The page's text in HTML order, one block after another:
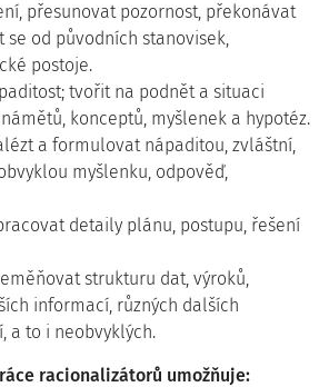
přesunovat pozornost, překonávat
se od původních stanovisek,
postoje.
tvořit na podnět a situaci
konceptů, myšlenek a hypotéz.
a formulovat nápaditou, zvláštní,
myšlenku, odpověď,
detaily plánu, postupu, řešení
strukturu dat, výroků,
informací, různých dalších
a to i neobvyklých.
racionalizátorů umožňuje: